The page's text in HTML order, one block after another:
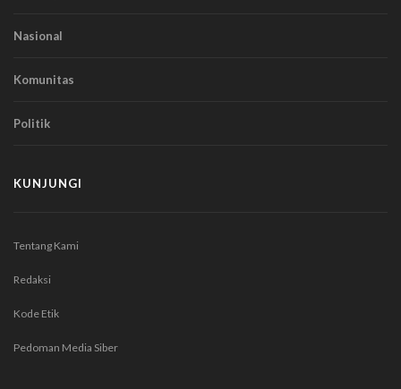
Nasional
Komunitas
Politik
KUNJUNGI
Tentang Kami
Redaksi
Kode Etik
Pedoman Media Siber